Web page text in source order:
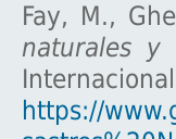
Fay, M.,
naturales y
https://